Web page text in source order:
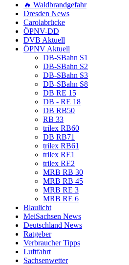
🔥 Waldbrandgefahr
Dresden News
Carolabrücke
ÖPNV-DD
DVB Aktuell
ÖPNV Aktuell
DB-SBahn S1
DB-SBahn S2
DB-SBahn S3
DB-SBahn S8
DB RE 15
DB - RE 18
DB RB50
RB 33
trilex RB60
DB RB71
trilex RB61
trilex RE1
trilex RE2
MRB RB 30
MRB RB 45
MRB RE 3
MRB RE 6
Blaulicht
MeiSachsen News
Deutschland News
Ratgeber
Verbraucher Tipps
Luftfahrt
Sachsenwetter